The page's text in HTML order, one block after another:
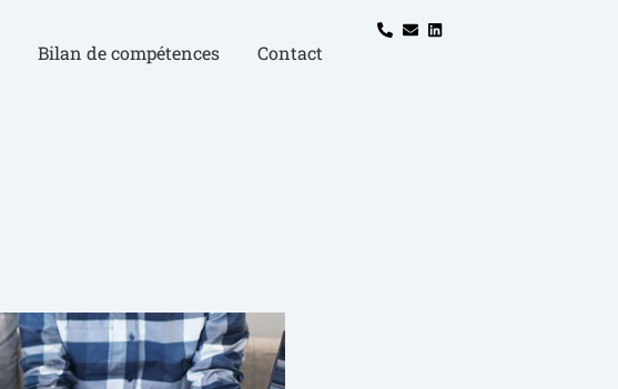
Bilan de compétences Contact